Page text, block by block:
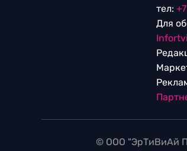
тел:
Для
© ООО "ЭрТиВиАй